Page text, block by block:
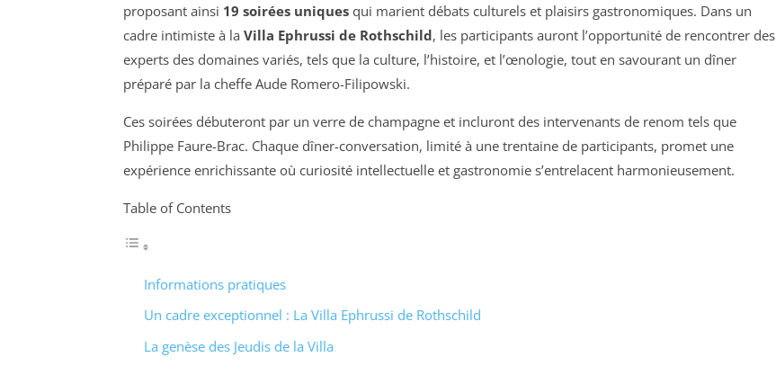
proposant ainsi 19 soirées uniques qui marient débats culturels et plaisirs gastronomiques. Dans un
cadre intimiste à la Villa Ephrussi de Rothschild, les participants auront l’opportunité de rencontrer des
experts des domaines variés, tels que la culture, l’histoire, et l’œnologie, tout en savourant un dîner
préparé par la cheffe Aude Romero-Filipowski.
Ces soirées débuteront par un verre de champagne et incluront des intervenants de renom tels que
Philippe Faure-Brac. Chaque dîner-conversation, limité à une trentaine de participants, promet une
expérience enrichissante où curiosité intellectuelle et gastronomie s’entrelacent harmonieusement.
Table of Contents
Informations pratiques
Un cadre exceptionnel : La Villa Ephrussi de Rothschild
La genèse des Jeudis de la Villa